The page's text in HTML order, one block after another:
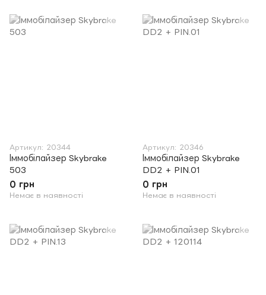
Артикул: 20344
Іммобілайзер Skybrake
503
0 грн
Немає в наявності
Артикул: 20346
Іммобілайзер Skybrake
DD2 + PIN.01
0 грн
Немає в наявності